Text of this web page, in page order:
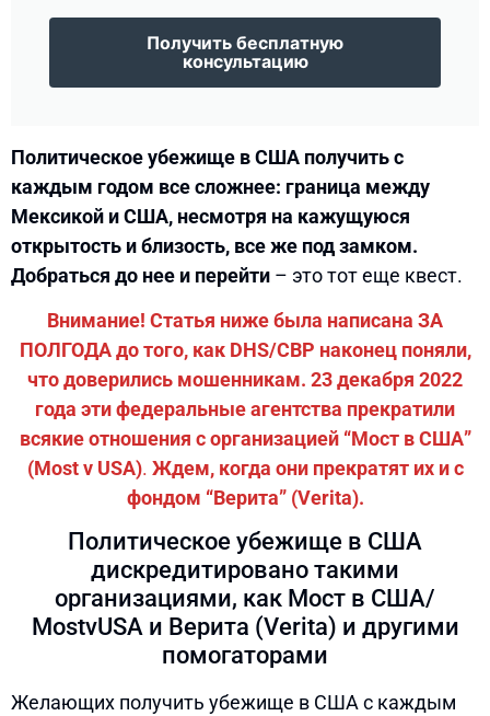
Получить бесплатную
консультацию
Политическое убежище в США получить с
каждым годом все сложнее: граница между
Мексикой и США, несмотря на кажущуюся
открытость и близость, все же под замком.
Добраться до нее и перейти – это тот еще квест.
Внимание! Статья ниже была написана ЗА
ПОЛГОДА до того, как DHS/CBP наконец поняли,
что доверились мошенникам. 23 декабря 2022
года эти федеральные агентства прекратили
всякие отношения с организацией “Мост в США”
(Most v USA). Ждем, когда они прекратят их и с
фондом “Верита” (Verita).
Политическое убежище в США
дискредитировано такими
организациями, как Мост в США/
MostvUSA и Верита (Verita) и другими
помогаторами
Желающих получить убежище в США с каждым